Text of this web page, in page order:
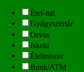
Étel-ital
Gyógyszertár
Orvos
Iskola
Élelmiszer
Bank/ATM